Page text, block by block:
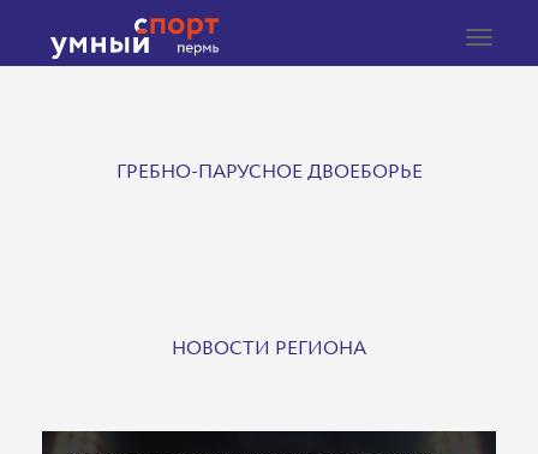
Toggle
ГРЕБНО-ПАРУСНОЕ ДВОЕБОРЬЕ
НОВОСТИ РЕГИОНА